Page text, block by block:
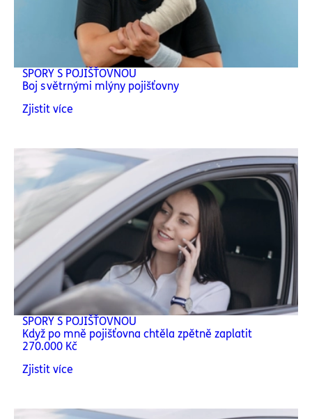
SPORY S POJIŠŤOVNOU
Boj s větrnými mlýny pojišťovny
Zjistit více
SPORY S POJIŠŤOVNOU
Když po mně pojišťovna chtěla zpětně zaplatit
270.000 Kč
Zjistit více